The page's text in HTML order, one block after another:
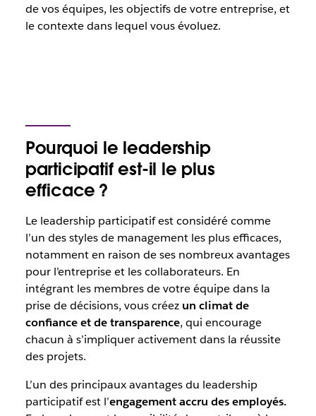
de vos équipes, les objectifs de votre entreprise, et
le contexte dans lequel vous évoluez.
Pourquoi le leadership
participatif est-il le plus
efficace ?
Le leadership participatif est considéré comme
l’un des styles de management les plus efficaces,
notamment en raison de ses nombreux avantages
pour l’entreprise et les collaborateurs. En
intégrant les membres de votre équipe dans la
prise de décisions, vous créez un climat de
confiance et de transparence, qui encourage
chacun à s’impliquer activement dans la réussite
des projets.
L’un des principaux avantages du leadership
participatif est l’engagement accru des employés.